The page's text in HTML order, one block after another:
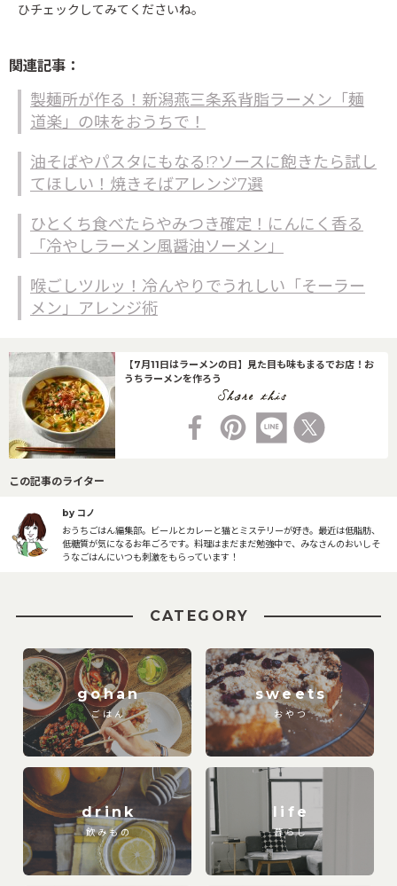
ひチェックしてみてくださいね。
関連記事：
製麺所が作る！新潟燕三条系背脂ラーメン「麺
道楽」の味をおうちで！
油そばやパスタにもなる!?ソースに飽きたら試し
てほしい！焼きそばアレンジ7選
ひとくち食べたらやみつき確定！にんにく香る
「冷やしラーメン風醤油ソーメン」
喉ごしツルッ！冷んやりでうれしい「そーラー
メン」アレンジ術
【7月11日はラーメンの日】見た目も味もまるでお店！お
うちラーメンを作ろう
この記事のライター
by コノ
おうちごはん編集部。ビールとカレーと猫とミステリーが好き。最近は低脂肪、
低糖質が気になるお年ごろです。料理はまだまだ勉強中で、みなさんのおいしそ
うなごはんにいつも刺激をもらっています！
CATEGORY
gohan
ごはん
sweets
おやつ
drink
飲みもの
life
暮らし